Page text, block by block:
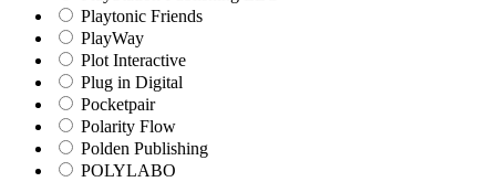
Playtonic Friends
PlayWay
Plot Interactive
Plug in Digital
Pocketpair
Polarity Flow
Polden Publishing
POLYLABO